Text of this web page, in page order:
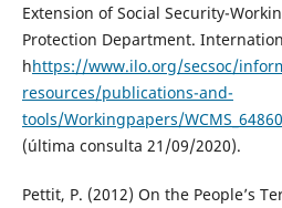
Extension of Social Security-
Protection Department.
hhttps://www.ilo.org/secsoc/
resources/publications-and-
tools/Workingpapers/
(última consulta 21/09/2020).
Pettit, P. (2012) On the People’s